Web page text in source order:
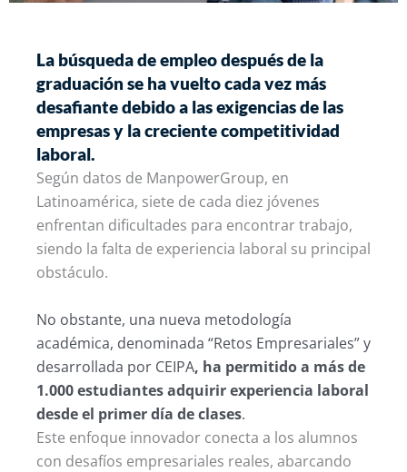
La búsqueda de empleo después de la
graduación se ha vuelto cada vez más
desafiante debido a las exigencias de las
empresas y la creciente competitividad
laboral.
Según datos de ManpowerGroup, en
Latinoamérica, siete de cada diez jóvenes
enfrentan dificultades para encontrar trabajo,
siendo la falta de experiencia laboral su principal
obstáculo.
No obstante, una nueva metodología
académica, denominada “Retos Empresariales” y
desarrollada por CEIPA, ha permitido a más de
1.000 estudiantes adquirir experiencia laboral
desde el primer día de clases.
Este enfoque innovador conecta a los alumnos
con desafíos empresariales reales, abarcando